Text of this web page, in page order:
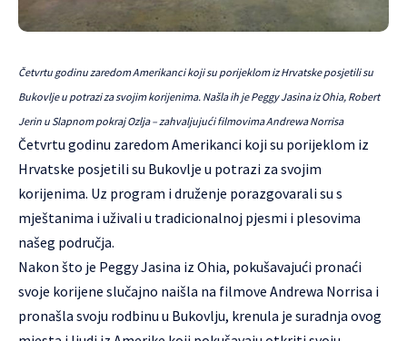
Četvrtu godinu zaredom Amerikanci koji su porijeklom iz Hrvatske posjetili su
Bukovlje u potrazi za svojim korijenima. Našla ih je Peggy Jasina iz Ohia, Robert
Jerin u Slapnom pokraj Ozlja – zahvaljujući filmovima Andrewa Norrisa
Četvrtu godinu zaredom Amerikanci koji su porijeklom iz
Hrvatske posjetili su Bukovlje u potrazi za svojim
korijenima. Uz program i druženje porazgovarali su s
mještanima i uživali u tradicionalnoj pjesmi i plesovima
našeg područja.
Nakon što je Peggy Jasina iz Ohia, pokušavajući pronaći
svoje korijene slučajno naišla na filmove Andrewa Norrisa i
pronašla svoju rodbinu u Bukovlju, krenula je suradnja ovog